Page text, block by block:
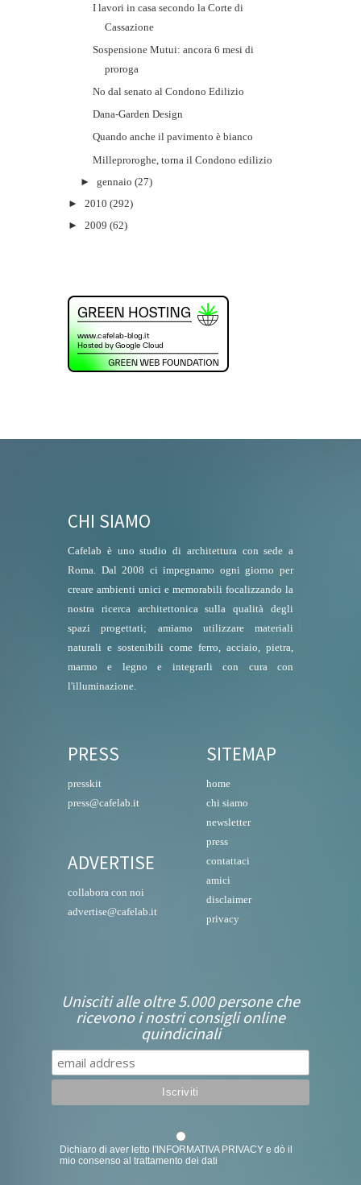
I lavori in casa secondo la Corte di
Cassazione
Sospensione Mutui: ancora 6 mesi di
proroga
No dal senato al Condono Edilizio
Dana-Garden Design
Quando anche il pavimento è bianco
Milleproroghe, torna il Condono edilizio
►gennaio (27)
► 2010 (292)
► 2009 (62)
CHI SIAMO
Cafelab è uno studio di architettura con sede a
Roma. Dal 2008 ci impegnamo ogni giorno per
creare ambienti unici e memorabili focalizzando la
nostra ricerca architettonica sulla qualità degli
spazi progettati; amiamo utilizzare materiali
naturali e sostenibili come ferro, acciaio, pietra,
marmo e legno e integrarli con cura con
l'illuminazione.
PRESS
presskit
press@cafelab.it
ADVERTISE
collabora con noi
advertise@cafelab.it
SITEMAP
home
chi siamo
newsletter
press
contattaci
amici
disclaimer
privacy
Unisciti alle oltre 5.000 persone che
ricevono i nostri consigli online
quindicinali
Dichiaro di aver letto l' INFORMATIVA PRIVACY e dò il
mio consenso al trattamento dei dati